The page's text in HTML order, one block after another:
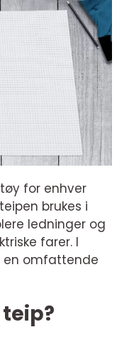
for enhver
brukes i
ledninger og
farer. I
en omfattende